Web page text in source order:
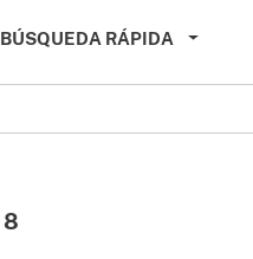
BÚSQUEDA RÁPIDA
8